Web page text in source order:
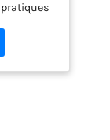
et
les